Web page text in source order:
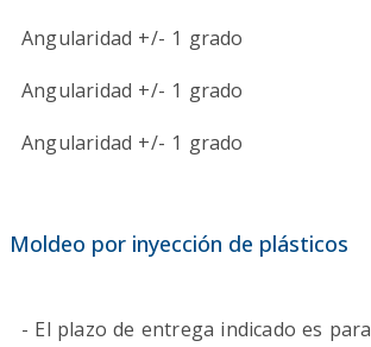
Angularidad +/- 1 grado
Angularidad +/- 1 grado
Angularidad +/- 1 grado
Moldeo por inyección de plásticos
- El plazo de entrega indicado es